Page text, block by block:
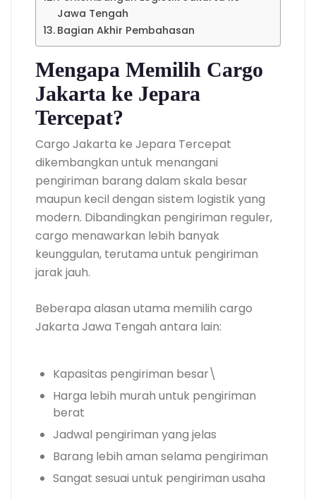
Jawa Tengah
Bagian Akhir Pembahasan
Mengapa Memilih Cargo
Jakarta ke Jepara
Tercepat?
Cargo Jakarta ke Jepara Tercepat
dikembangkan untuk menangani
pengiriman barang dalam skala besar
maupun kecil dengan sistem logistik yang
modern. Dibandingkan pengiriman reguler,
cargo menawarkan lebih banyak
keunggulan, terutama untuk pengiriman
jarak jauh.
Beberapa alasan utama memilih cargo
Jakarta Jawa Tengah antara lain:
Kapasitas pengiriman besar\
Harga lebih murah untuk pengiriman
berat
Jadwal pengiriman yang jelas
Barang lebih aman selama pengiriman
Sangat sesuai untuk pengiriman usaha